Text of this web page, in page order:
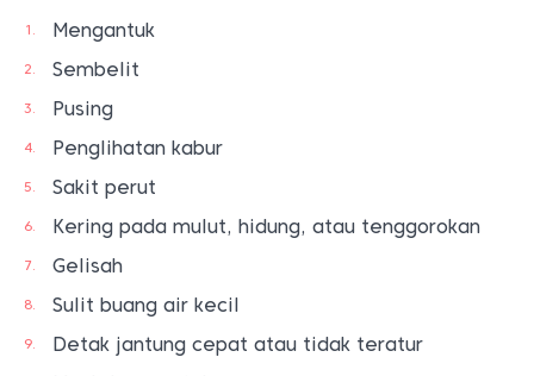
Mengantuk
Sembelit
Pusing
Penglihatan kabur
Sakit perut
Kering pada mulut, hidung, atau tenggorokan
Gelisah
Sulit buang air kecil
Detak jantung cepat atau tidak teratur